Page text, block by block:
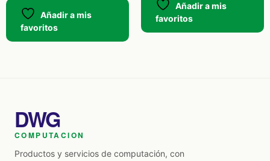
Añadir a mis
favoritos
Añadir a mis
favoritos
DWG
COMPUTACION
Productos y servicios de computación, con